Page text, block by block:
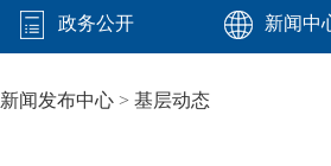
政务公开 新闻中
新闻发布中心 > 基层动态